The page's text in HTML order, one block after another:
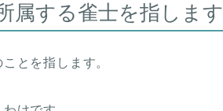
属する雀士を指します
ことを指します。